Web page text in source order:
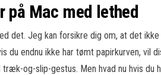
på Mac med lethed
det. Jeg kan forsikre dig om, at det
du endnu ikke har tømt papirkurven, vil
og-slip-gestus. Men hvad nu hvis du